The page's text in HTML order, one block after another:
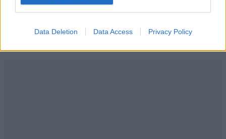
Data Deletion Data Access Privacy Policy
Ζευγάρι από τις ΗΠΑ που «υιοθέτησε» τον
Ελίζαμπεθ Ρος: «Είμαστε συντετριμμένοι – Δεν